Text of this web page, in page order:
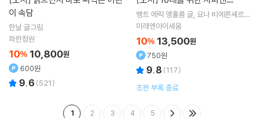
이 속담
한날글그림
파란정원
10% 10,800원
600원
9.6 (521)
벵트 에릭 엥홀름글 요나 비에른셰르나
그림 김아영역
미래엔아이세움
10% 13,500원
750원
9.8 (117)
초판 부록 종료
1 2 3 4 5